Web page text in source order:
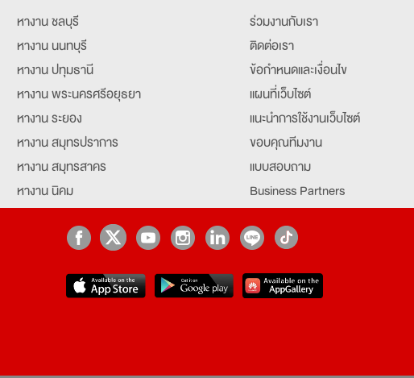
หางาน ชลบุรี
หางาน นนทบุรี
หางาน ปทุมธานี
หางาน พระนครศรีอยุธยา
หางาน ระยอง
หางาน สมุทรปราการ
หางาน สมุทรสาคร
หางาน นิคม
ร่วมงานกับเรา
ติดต่อเรา
ข้อกำหนดและเงื่อนไข
แผนที่เว็บไซต์
แนะนำการใช้งานเว็บไซต์
ขอบคุณทีมงาน
แบบสอบถาม
Business Partners
Job Index
job